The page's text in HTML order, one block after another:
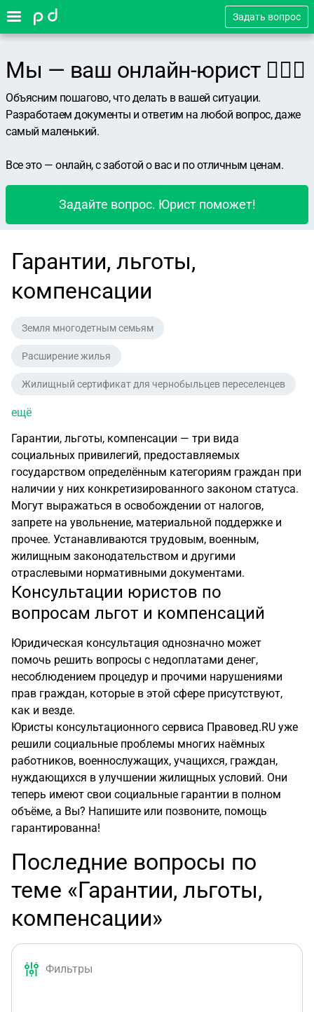
Задать вопрос
Мы — ваш онлайн-юрист 👨🏻‍⚖️
Объясним пошагово, что делать в вашей ситуации.
Разработаем документы и ответим на любой вопрос, даже
самый маленький.
Все это — онлайн, с заботой о вас и по отличным ценам.
Задайте вопрос. Юрист поможет!
Гарантии, льготы,
компенсации
Земля многодетным семьям
Расширение жилья
Жилищный сертификат для чернобыльцев переселенцев
ещё
Гарантии, льготы, компенсации — три вида
социальных привилегий, предоставляемых
государством определённым категориям граждан при
наличии у них конкретизированного законом статуса.
Могут выражаться в освобождении от налогов,
запрете на увольнение, материальной поддержке и
прочее. Устанавливаются трудовым, военным,
жилищным законодательством и другими
отраслевыми нормативными документами.
Консультации юристов по
вопросам льгот и компенсаций
Юридическая консультация однозначно может
помочь решить вопросы с недоплатами денег,
несоблюдением процедур и прочими нарушениями
прав граждан, которые в этой сфере присутствуют,
как и везде.
Юристы консультационного сервиса Правовед.RU уже
решили социальные проблемы многих наёмных
работников, военнослужащих, учащихся, граждан,
нуждающихся в улучшении жилищных условий. Они
теперь имеют свои социальные гарантии в полном
объёме, а Вы? Напишите или позвоните, помощь
гарантированна!
Последние вопросы по
теме «Гарантии, льготы,
компенсации»
Фильтры